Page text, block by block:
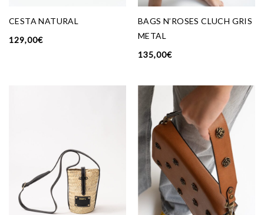
CESTA NATURAL
129,00€
BAGS N’ROSES CLUCH GRIS
METAL
135,00€